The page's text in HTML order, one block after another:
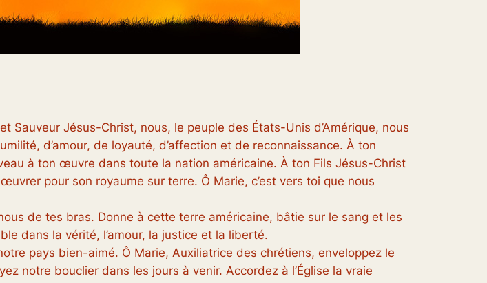
Sauveur Jésus-Christ, nous, le peuple des États-Unis d’Amérique, nous
d’amour, de loyauté, d’affection et de reconnaissance. À ton
à ton œuvre dans toute la nation américaine. À ton Fils Jésus-Christ
pour son royaume sur terre. Ô Marie, c’est vers toi que nous
de tes bras. Donne à cette terre américaine, bâtie sur le sang et les
dans la vérité, l’amour, la justice et la liberté.
pays bien-aimé. Ô Marie, Auxiliatrice des chrétiens, enveloppez le
notre bouclier dans les jours à venir. Accordez à l’Église la vraie